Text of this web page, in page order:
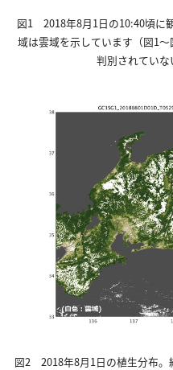
図1 2018年8月1日の10:40頃に
域は雲域を示しています（図1
判別されていな
図2 2018年8月1日の植生分布。